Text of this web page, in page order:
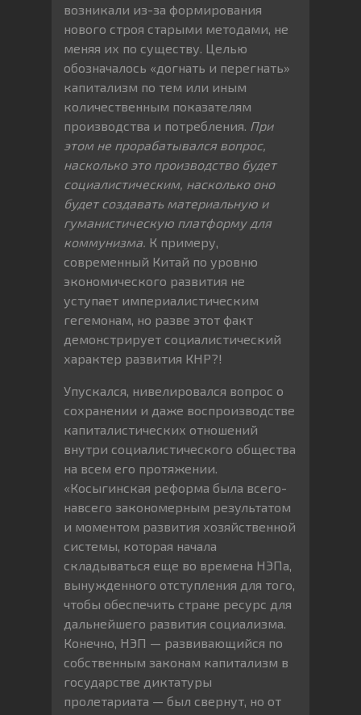
возникали из-за формирования
нового строя старыми методами, не
меняя их по существу. Целью
обозначалось «догнать и перегнать»
капитализм по тем или иным
количественным показателям
производства и потребления. При
этом не прорабатывался вопрос,
насколько это производство будет
социалистическим, насколько оно
будет создавать материальную и
гуманистическую платформу для
коммунизма. К примеру,
современный Китай по уровню
экономического развития не
уступает империалистическим
гегемонам, но разве этот факт
демонстрирует социалистический
характер развития КНР?!
Упускался, нивелировался вопрос о
сохранении и даже воспроизводстве
капиталистических отношений
внутри социалистического общества
на всем его протяжении.
«Косыгинская реформа была всего-
навсего закономерным результатом
и моментом развития хозяйственной
системы, которая начала
складываться еще во времена НЭПа,
вынужденного отступления для того,
чтобы обеспечить стране ресурс для
дальнейшего развития социализма.
Конечно, НЭП — развивающийся по
собственным законам капитализм в
государстве диктатуры
пролетариата — был свернут, но от